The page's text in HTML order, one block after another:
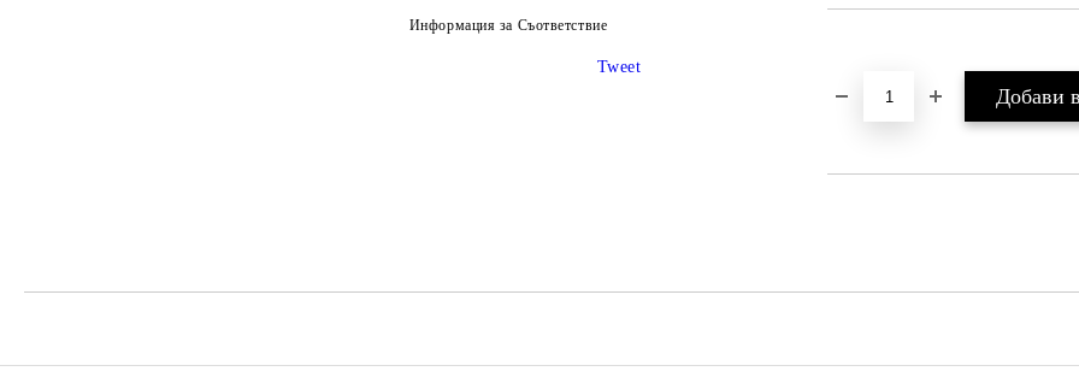
Информация за Съответствие
Tweet